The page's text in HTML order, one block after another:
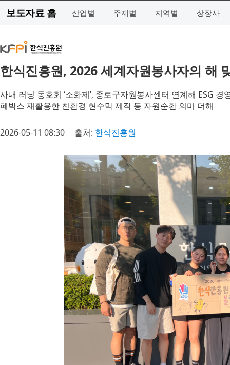
보도자료 홈 산업별 주제별 지역별 상장사
한식진흥원, 2026 세계자원봉사자의 해
사내 러닝 동호회 ‘소화제’, 종로구자원봉사센터 연계해 ESG 경
폐박스 재활용한 친환경 현수막 제작 등 자원순환 의미 더해
2026-05-11 08:30 출처: 한식진흥원